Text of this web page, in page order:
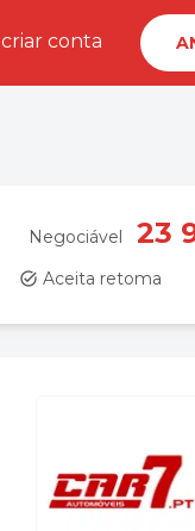
criar conta
23
Negociável
Aceita retoma